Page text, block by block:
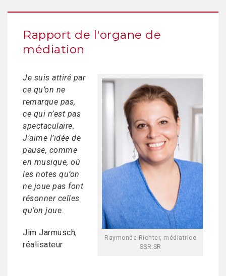
Rapport de l'organe de
médiation
Raymonde Richter, médiatrice
SSR.SR
Je suis attiré par
ce qu’on ne
remarque pas,
ce qui n’est pas
spectaculaire.
J’aime l’idée de
pause, comme
en musique, où
les notes qu’on
ne joue pas font
résonner celles
qu’on joue.
Jim Jarmusch,
réalisateur